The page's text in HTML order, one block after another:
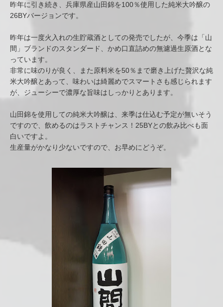
昨年に引き続き、兵庫県産山田錦を100％使用した純米大吟醸の
26BYバージョンです。
昨年は一度火入れの生貯蔵酒としての発売でしたが、今季は「山
間」ブランドのスタンダード、かめ口直詰めの無濾過生原酒とな
っています。
非常に味のりが良く、また原料米を50％まで磨き上げた贅沢な純
米大吟醸とあって、味わいは綺麗めでスマートさも感じられます
が、ジューシーで濃厚な旨味はしっかりとあります。
山田錦を使用しての純米大吟醸は、来季は仕込む予定が無いそう
ですので、飲めるのはラストチャンス！25BYとの飲み比べも面
白いですよ。
生産量がかなり少ないですので、お早めにどうぞ。